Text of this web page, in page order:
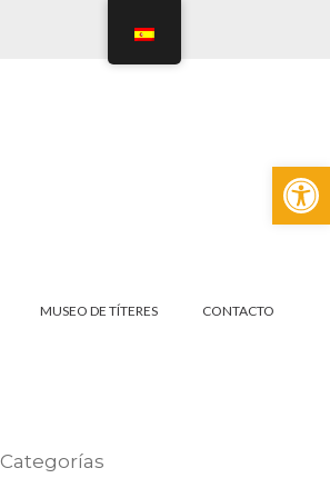
MUSEO DE TÍTERES CONTACTO
Categorías